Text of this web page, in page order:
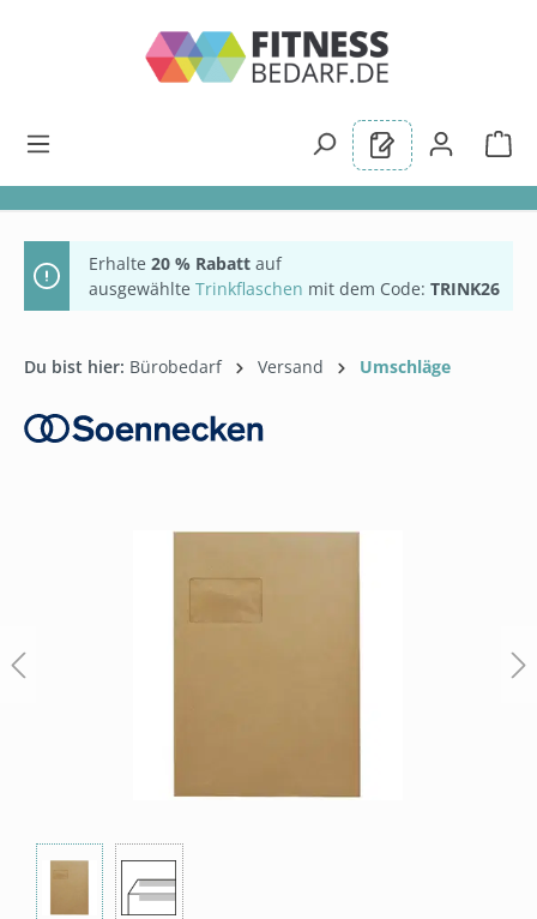
Erhalte 20 % Rabatt auf
ausgewählte Trinkflaschen mit dem Code: TRINK26
Du bist hier: Bürobedarf Versand Umschläge